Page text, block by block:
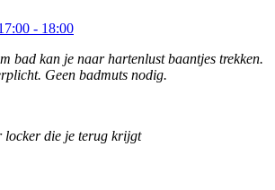
bad kan je naar hartenlust baantjes trekken.
Geen badmuts nodig.
locker die je terug krijgt